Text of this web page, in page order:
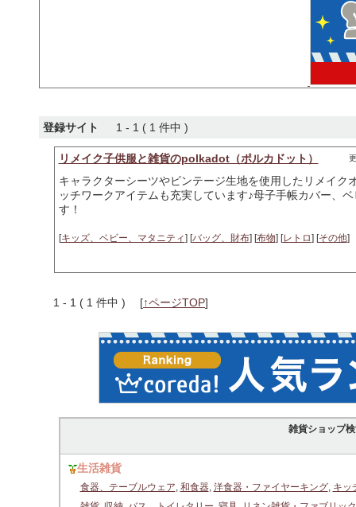
登録サイト 1 - 1 ( 1 件中 )
リメイク子供服と雑貨のpolkadot（ポルカドット）
キャラクターシーツやビンテージ生地を使用したリメイ
ッチワークアイテムも充実しています♪母子手帳カバー、
す！
[キッズ、ベビー、マタニティ] [バッグ、財布] [布物] [レトロ] [その他]
1 - 1 ( 1 件中 ) [↑ページTOP]
雑貨ショップ
生活雑貨
食器、テーブルウェア, 和食器, 洋食器・ファイヤーキング, キッ